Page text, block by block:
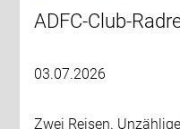
ADFC-Club-
03.07.2026
Zwei Reisen.